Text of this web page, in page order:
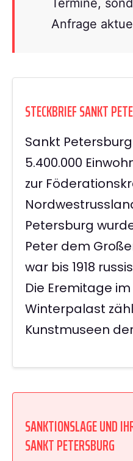
Termine,
Anfrage
STECKBRIEF SANKT
Sankt
5.400.000
zur
Petersburg
Peter dem
war bis 1918
Die Eremitage
Winterpalast
Kunstmuseen
SANKTIONSLAGE UND
SANKT PETERSBURG